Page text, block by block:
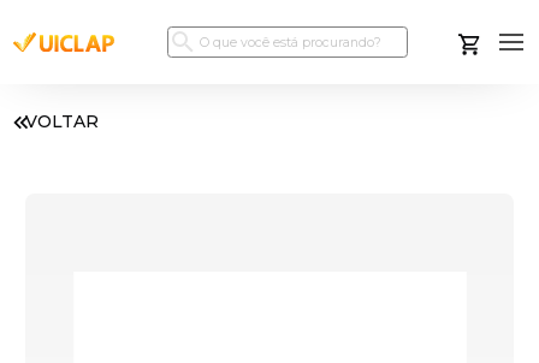
VOLTAR